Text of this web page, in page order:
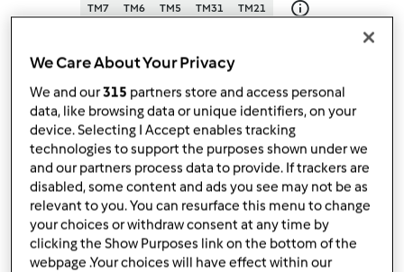
TM7 TM6 TM5 TM31 TM21
alterado: 31.01.2026
Adicionar às minhas coleções
Partilhar receita
Criar uma variante
We Care About Your Privacy
We and our315 partners store and access personal
data, like browsing data or unique identifiers, on your
device. Selecting I Accept enables tracking
technologies to support the purposes shown under we
and our partners process data to provide. If trackers are
disabled, some content and ads you see may not be as
relevant to you. You can resurface this menu to change
your choices or withdraw consent at any time by
clicking the Show Purposes link on the bottom of the
webpage .Your choices will have effect within our